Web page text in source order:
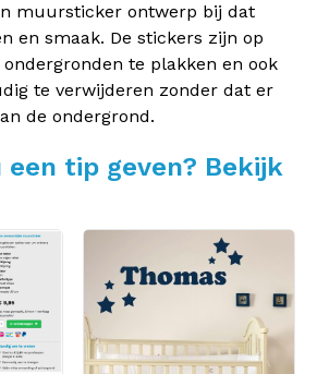
muursticker ontwerp bij dat
en smaak. De stickers zijn op
te plakken en ook
te verwijderen zonder dat er
de ondergrond.
een tip geven? Bekijk